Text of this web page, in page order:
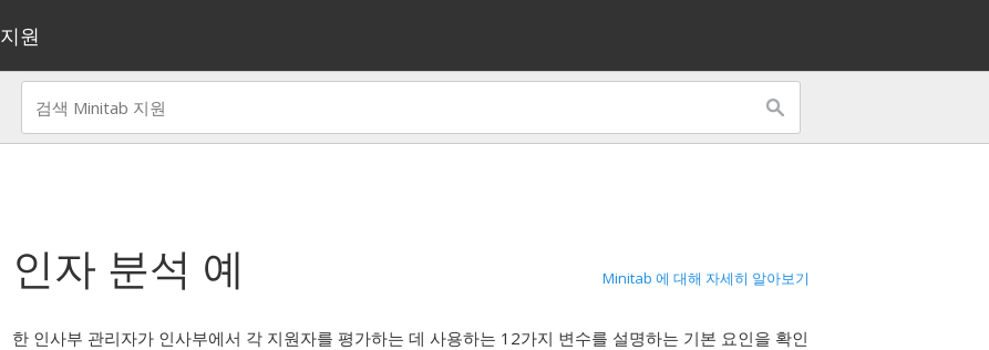
지원
인자 분석 예 Minitab 에 대해 자세히 알아보기
한 인사부 관리자가 인사부에서 각 지원자를 평가하는 데 사용하는 12가지 변수를 설명하는 기본 요인을 확인